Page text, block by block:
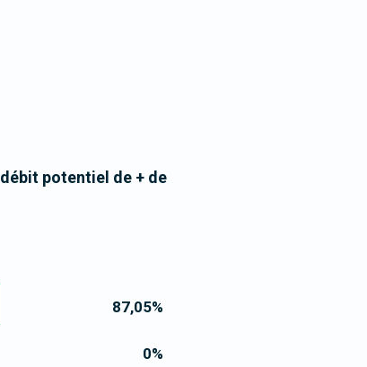
débit potentiel de + de
87,05%
0%